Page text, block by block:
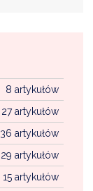
8 artykułów
27 artykułów
36 artykułów
29 artykułów
15 artykułów